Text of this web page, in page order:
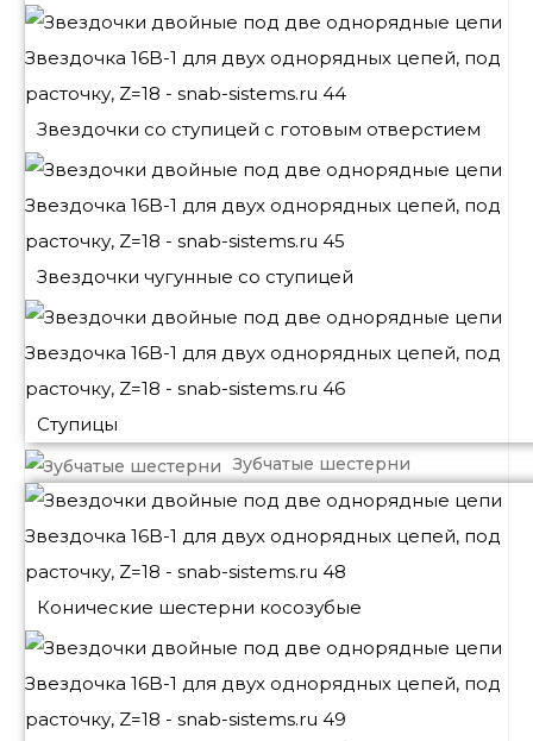
Звездочки со ступицей с готовым отверстием
Звездочки чугунные со ступицей
Ступицы
Зубчатые шестерни
Конические шестерни косозубые